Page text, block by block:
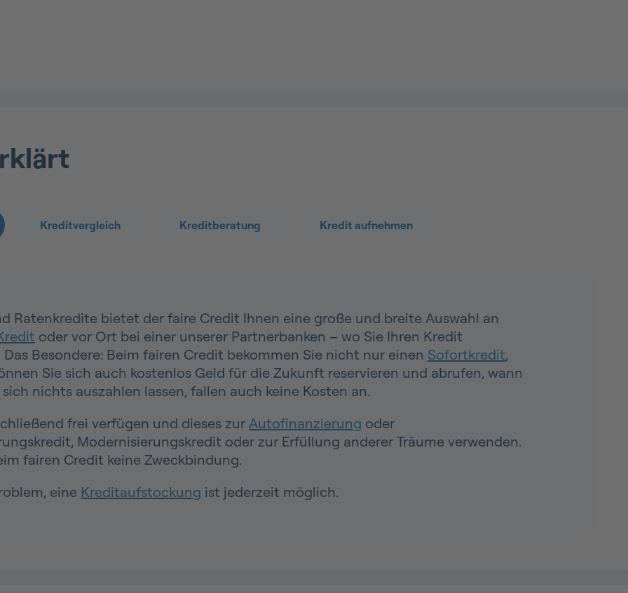
Ratenkredite bietet der faire Credit Ihnen eine große und breite Auswahl an
oder vor Ort bei einer unserer Partnerbanken – wo Sie Ihren Kredit
Besondere: Beim fairen Credit bekommen Sie nicht nur einen Sofortkredit,
Sie sich auch kostenlos Geld für die Zukunft reservieren und abrufen, wann
nichts auszahlen lassen, fallen auch keine Kosten an.
frei verfügen und dieses zurAutofinanzierung oder
Modernisierungskredit oder zur Erfüllung anderer Träume verwenden.
fairen Credit keine Zweckbindung.
eine Kreditaufstockung ist jederzeit möglich.